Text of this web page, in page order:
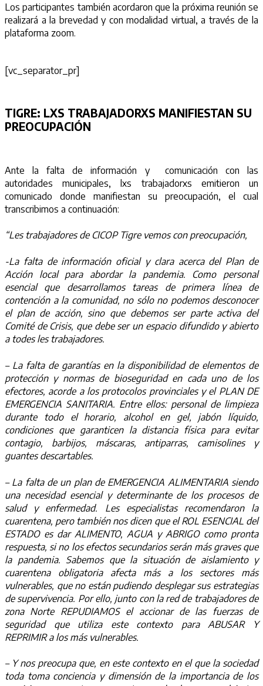
Los participantes también acordaron que la próxima reunión se
realizará a la brevedad y con modalidad virtual, a través de la
plataforma zoom.
[vc_separator_pr]
TIGRE: LXS TRABAJADORXS MANIFIESTAN SU
PREOCUPACIÓN
Ante la falta de información y comunicación con las
autoridades municipales, lxs trabajadorxs emitieron un
comunicado donde manifiestan su preocupación, el cual
transcribimos a continuación:
“Les trabajadores de CICOP Tigre vemos con preocupación,
-La falta de información oficial y clara acerca del Plan de
Acción local para abordar la pandemia. Como personal
esencial que desarrollamos tareas de primera línea de
contención a la comunidad, no sólo no podemos desconocer
el plan de acción, sino que debemos ser parte activa del
Comité de Crisis, que debe ser un espacio difundido y abierto
a todes les trabajadores.
– La falta de garantías en la disponibilidad de elementos de
protección y normas de bioseguridad en cada uno de los
efectores, acorde a los protocolos provinciales y el PLAN DE
EMERGENCIA SANITARIA. Entre ellos: personal de limpieza
durante todo el horario, alcohol en gel, jabón líquido,
condiciones que garanticen la distancia física para evitar
contagio, barbijos, máscaras, antiparras, camisolines y
guantes descartables.
– La falta de un plan de EMERGENCIA ALIMENTARIA siendo
una necesidad esencial y determinante de los procesos de
salud y enfermedad. Les especialistas recomendaron la
cuarentena, pero también nos dicen que el ROL ESENCIAL del
ESTADO es dar ALIMENTO, AGUA y ABRIGO como pronta
respuesta, si no los efectos secundarios serán más graves que
la pandemia. Sabemos que la situación de aislamiento y
cuarentena obligatoria afecta más a los sectores más
vulnerables, que no están pudiendo desplegar sus estrategias
de supervivencia. Por ello, junto con la red de trabajadores de
zona Norte REPUDIAMOS el accionar de las fuerzas de
seguridad que utiliza este contexto para ABUSAR Y
REPRIMIR a los más vulnerables.
– Y nos preocupa que, en este contexto en el que la sociedad
toda toma conciencia y dimensión de la importancia de los